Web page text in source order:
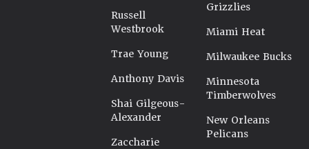
Russell
Westbrook
Trae Young
Anthony Davis
Shai Gilgeous-
Alexander
Zaccharie
Grizzlies
Miami Heat
Milwaukee Bucks
Minnesota
Timberwolves
New Orleans
Pelicans